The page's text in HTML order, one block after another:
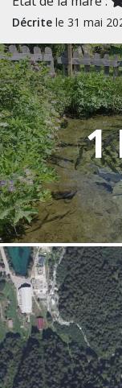
Décrite le 31 mai
1